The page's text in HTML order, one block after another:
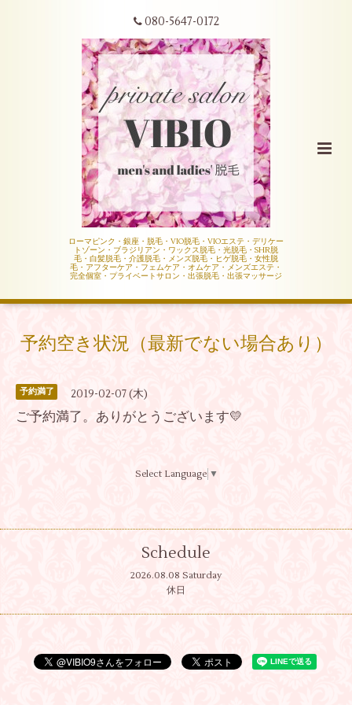
080-5647-0172
ローマピンク・銀座・脱毛・VIO脱毛・VIOエステ・デリケー
トゾーン・ブラジリアン・ワックス脱毛・光脱毛・SHR脱
毛・白髪脱毛・介護脱毛・メンズ脱毛・ヒゲ脱毛・女性脱
毛・アフターケア・フェムケア・オムケア・メンズエステ・
完全個室・プライベートサロン・出張脱毛・出張マッサージ
予約空き状況（最新でない場合あり）
予約満了 2019-02-07 (木)
ご予約満了。ありがとうございます💛
Select Language ▼
Schedule
2026.08.08 Saturday
休日